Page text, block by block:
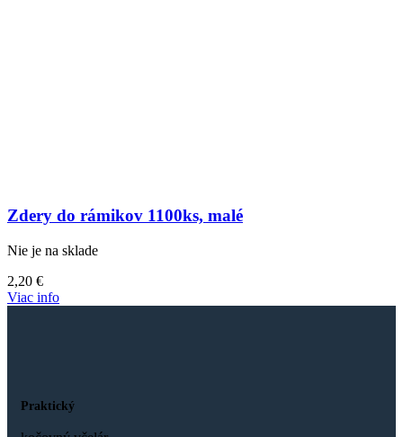
Zdery do rámikov 1100ks, malé
Nie je na sklade
2,20 €
Viac info
Praktický